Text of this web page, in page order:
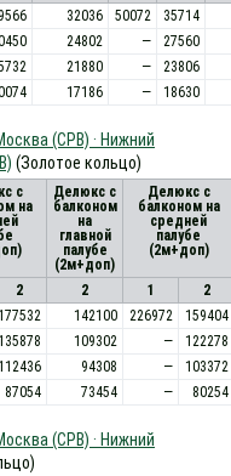
32036 50072
35714
24802 —
27560
21880 —
23806
17186 — 18630
(СРВ) · Нижний
(Золотое кольцо)
с
на
Делюкс с
балконом
на
главной
палубе
(2м+доп)
Делюкс с
балконом на
средней
палубе
(2м+доп)
2 2 1
2
177532 142100 226972
159404
135878 109302 —
122278
112436 94308 —
103372
87054 73454 — 80254
(СРВ) · Нижний